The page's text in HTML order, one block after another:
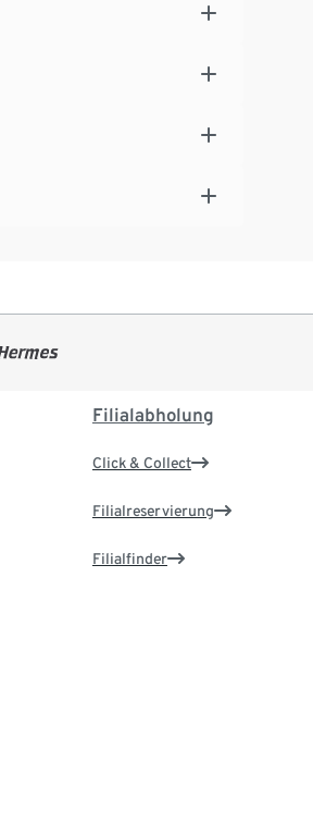
Filialabholung
Click & Collect
Filialreservierung
Filialfinder